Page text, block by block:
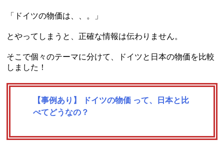
「ドイツの物価は、、。」
とやってしまうと、正確な情報は伝わりません。
そこで個々のテーマに分けて、ドイツと日本の物価を比較
しました！
【事例あり】 ドイツの物価 って、日本と比
べてどうなの？